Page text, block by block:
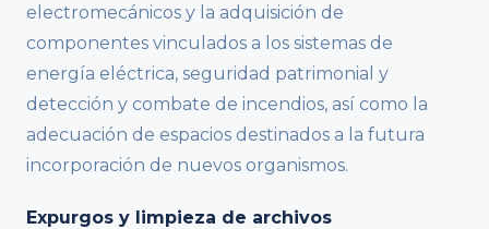
electromecánicos y la adquisición de
componentes vinculados a los sistemas de
energía eléctrica, seguridad patrimonial y
detección y combate de incendios, así como la
adecuación de espacios destinados a la futura
incorporación de nuevos organismos.
Expurgos y limpieza de archivos